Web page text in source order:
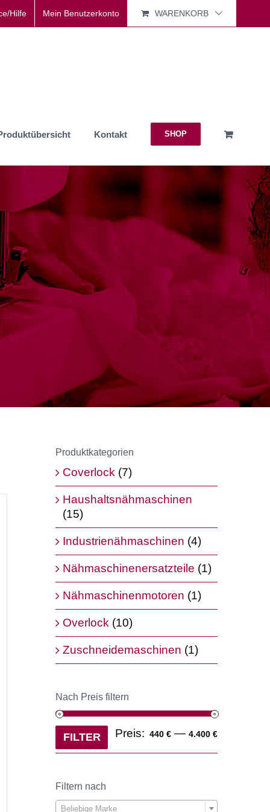
Hilfe Mein Benutzerkonto WARENKORB
Kontakt SHOP
Produktkategorien
Coverlock (7)
Haushaltsnähmaschinen
(15)
Industrienähmaschinen (4)
Nähmaschinenersatzteile (1)
Nähmaschinenmotoren (1)
Overlock (10)
Zuschneidemaschinen (1)
Nach Preis filtern
Min.
Max.
FILTER Preis: 440 € — 4.400 €
Filtern nach
Beliebige Marke